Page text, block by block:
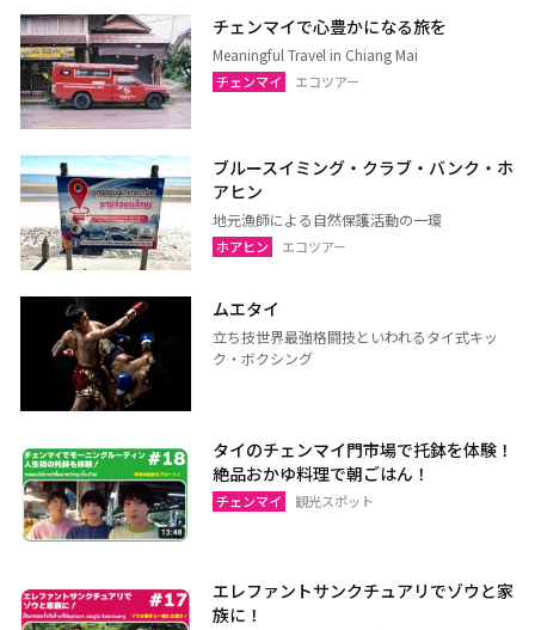
スリン
チャイヤプーム
北イサーン
南イサーン
ラヨーン（サメット島）
サケーオ
チャチューンサオ
プラーチーンブリー
ナコーンナーヨック
サムットプラカーン
バンコク
カンチャナブリー
ホアヒン（プラチュアッブ
キリカン）
チャアム（ペッチャブリ
チャイナート
ロッブリー
チェンマイで心豊かになる旅を
Meaningful Travel in Chiang Mai
チェンマイ エコツアー
ブルースイミング・クラブ・バンク・ホ
アヒン
地元漁師による自然保護活動の一環
ホアヒン エコツアー
ムエタイ
立ち技世界最強格闘技といわれるタイ式キッ
ク・ボクシング
タイのチェンマイ門市場で托鉢を体験！
絶品おかゆ料理で朝ごはん！
チェンマイ 観光スポット
エレファントサンクチュアリでゾウと家
族に！